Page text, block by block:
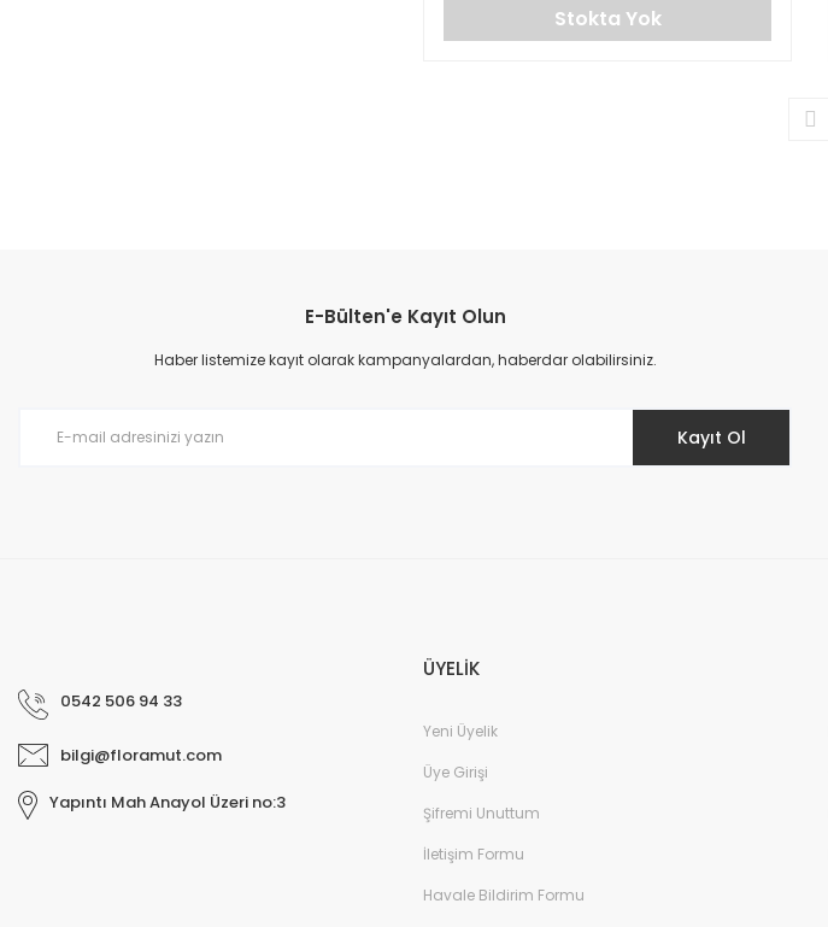
Stokta Yok
E-Bülten'e Kayıt Olun
Haber listemize kayıt olarak kampanyalardan, haberdar olabilirsiniz.
Kayıt Ol
0542 506 94 33
bilgi@floramut.com
Yapıntı Mah Anayol Üzeri no:3
ÜYELİK
Yeni Üyelik
Üye Girişi
Şifremi Unuttum
İletişim Formu
Havale Bildirim Formu